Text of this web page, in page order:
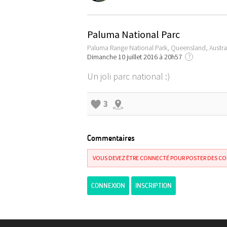
Paluma National Parc
Paluma Range National Park, Queensland,
Dimanche 10 juillet 2016 à 20h57
?
Un joli parc national :)
3
Commentaires
VOUS DEVEZ ÊTRE CONNECTÉ POUR POSTER DES
CONNEXION INSCRIPTION